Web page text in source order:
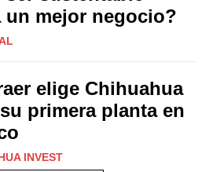
un mejor negocio?
elige Chihuahua
primera planta en
INVEST